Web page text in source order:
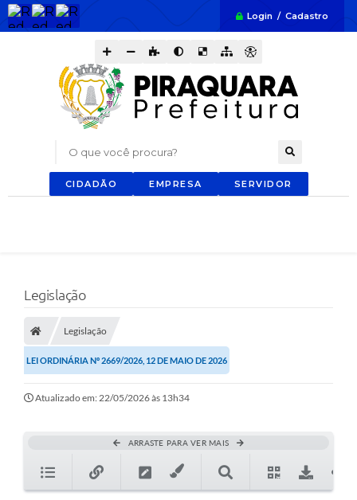
Login / Cadastro
O que você procura?
CIDADÃO EMPRESA SERVIDOR
Legislação
Legislação
LEI ORDINÁRIA Nº 2669/2026, 12 DE MAIO DE 2026
Atualizado em: 22/05/2026 às 13h34
ARRASTE PARA VER MAIS